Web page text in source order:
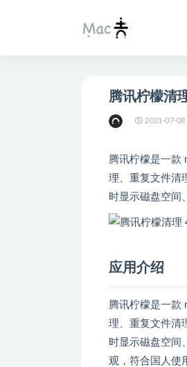
2021-07-08
腾讯柠檬是一款
理、重复文件清
时显示磁盘空间
应用介绍
腾讯柠檬是一款
理、重复文件清
时显示磁盘空间
观，符合国人使